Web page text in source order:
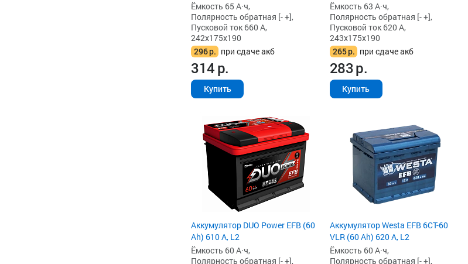
Ёмкость 65 А·ч,
Полярность обратная [- +],
Пусковой ток 660 А,
242x175x190
296р. при сдаче акб
314р.
Купить
Ёмкость 63 А·ч,
Полярность обратная [- +],
Пусковой ток 620 А,
243x175x190
265р. при сдаче акб
283р.
Купить
Аккумулятор DUO Power EFB (60
Ah) 610 А, L2
Ёмкость 60 А·ч,
Полярность обратная [- +],
Аккумулятор Westa EFB 6СТ-60
VLR (60 Ah) 620 А, L2
Ёмкость 60 А·ч,
Полярность обратная [- +],